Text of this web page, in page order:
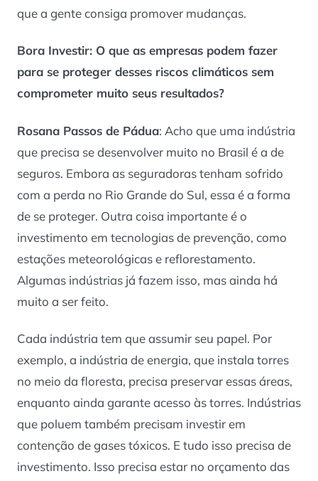
que a gente consiga promover mudanças.
Bora Investir: O que as empresas podem fazer
para se proteger desses riscos climáticos sem
comprometer muito seus resultados?
Rosana Passos de Pádua: Acho que uma indústria
que precisa se desenvolver muito no Brasil é a de
seguros. Embora as seguradoras tenham sofrido
com a perda no Rio Grande do Sul, essa é a forma
de se proteger. Outra coisa importante é o
investimento em tecnologias de prevenção, como
estações meteorológicas e reflorestamento.
Algumas indústrias já fazem isso, mas ainda há
muito a ser feito.
Cada indústria tem que assumir seu papel. Por
exemplo, a indústria de energia, que instala torres
no meio da floresta, precisa preservar essas áreas,
enquanto ainda garante acesso às torres. Indústrias
que poluem também precisam investir em
contenção de gases tóxicos. E tudo isso precisa de
investimento. Isso precisa estar no orçamento das